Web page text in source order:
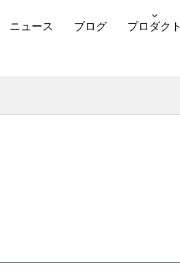
ニュース ブログ プロダクト